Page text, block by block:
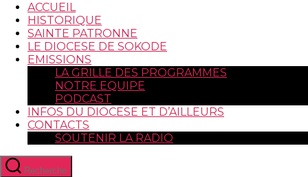
ACCUEIL
HISTORIQUE
SAINTE PATRONNE
LE DIOCESE DE SOKODE
EMISSIONS
LA GRILLE DES PROGRAMMES
NOTRE EQUIPE
PODCAST
INFOS DU DIOCESE ET D’AILLEURS
CONTACTS
SOUTENIR LA RADIO
Recherche